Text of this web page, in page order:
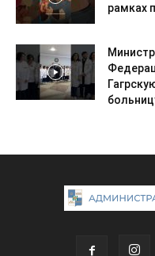
рамках